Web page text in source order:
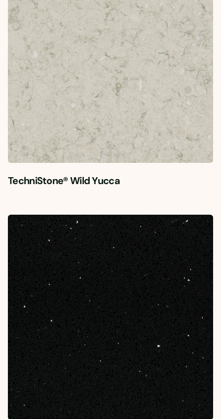
TechniStone® Wild Yucca